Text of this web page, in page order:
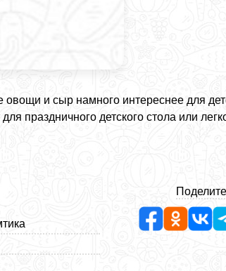
овощи и сыр намного интереснее для
праздничного детского стола или